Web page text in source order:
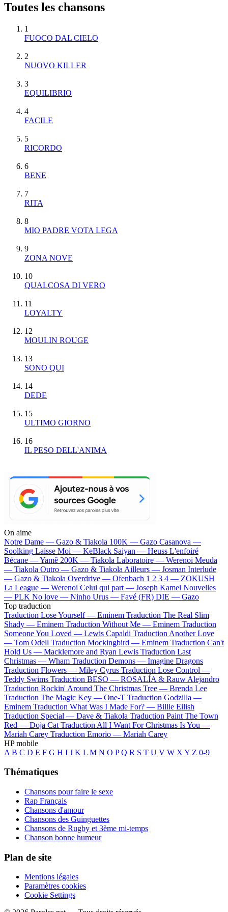
Toutes les chansons
1
FUOCO DAL CIELO
2
NUOVO KILLER
3
EQUILIBRIO
4
FACILE
5
RICORDO
6
BENE
7
RITA
8
MIO PADRE VOTA LEGA
9
ZONA NOVE
10
QUALCOSA DI VERO
11
LOYALTY
12
MOULIN ROUGE
13
SONO QUI
14
DEDE
15
ULTIMO GIORNO
16
IL PESO DELL'ANIMA
On aime
Notre Dame — Gazo & Tiakola 100K — Gazo Casanova —
Soolking Laisse Moi — KeBlack Saiyan — Heuss L'enfoiré
Bécane —Yamê 200K — Tiakola Laboratoire — Werenoi Meuda
— Tiakola Outro — Gazo & Tiakola Ailleurs — Josman Interlude
— Gazo & Tiakola Overdrive — Ofenbach 1 2 3 4 — ZOKUSH
La League — Werenoi Celui qui part — Joseph Kamel Nouvelles
— PLK No love — Ninho Urus — Favé (FR) DIE — Gazo
Top traduction
Traduction Lose Yourself — Eminem Traduction The Real Slim
Shady — Eminem Traduction Without Me — Eminem Traduction
Someone You Loved — Lewis Capaldi Traduction Another Love
— Tom Odell Traduction Mockingbird — Eminem Traduction Can't
Hold Us — Macklemore and Ryan Lewis Traduction Last
Christmas — Wham Traduction Demons — Imagine Dragons
Traduction Flowers — Miley Cyrus Traduction Lose Control —
Teddy Swims Traduction BESO — ROSALÍA & Rauw Alejandro
Traduction Rockin' Around The Christmas Tree — Brenda Lee
Traduction The Magic Key — One-T Traduction Godzilla —
Eminem Traduction What Was I Made For? — Billie Eilish
Traduction Special — Dave & Tiakola Traduction Paint The Town
Red — Doja Cat Traduction All I Want For Christmas Is You —
Mariah Carey Traduction Emorio — Mariah Carey
HP mobile
A B C D E F G H I J K L M N O P Q R S T U V W X Y Z 0-9
Thématiques
Chansons pour faire le sexe
Rap Français
Chansons d'amour
Chansons des Guinguettes
Chansons de Rugby et 3ème mi-temps
Chanson bonne humeur
Plan de site
Mentions légales
Paramètres cookies
Cookie Settings